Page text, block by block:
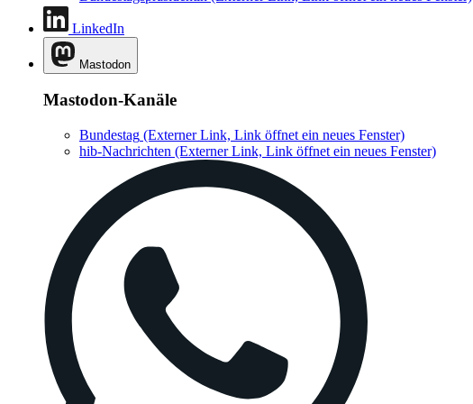
LinkedIn
Mastodon
Mastodon-Kanäle
Bundestag (Externer Link, Link öffnet ein neues Fenster)
hib-Nachrichten (Externer Link, Link öffnet ein neues Fenster)